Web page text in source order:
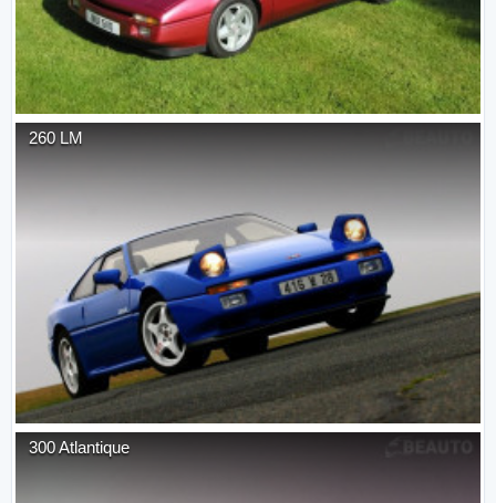
260 LM
300 Atlantique